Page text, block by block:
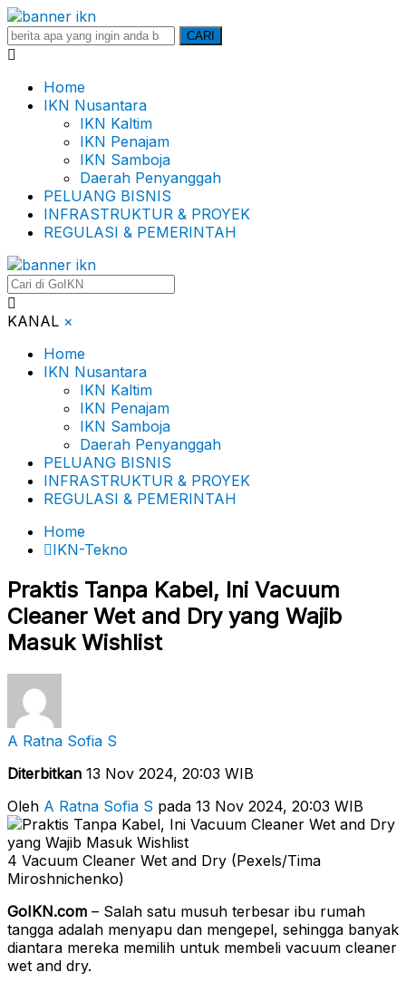
Search
for:
CARI
Home
IKN Nusantara
IKN Kaltim
IKN Penajam
IKN Samboja
Daerah Penyanggah
PELUANG BISNIS
INFRASTRUKTUR & PROYEK
REGULASI & PEMERINTAH
KANAL ×
Home
IKN Nusantara
IKN Kaltim
IKN Penajam
IKN Samboja
Daerah Penyanggah
PELUANG BISNIS
INFRASTRUKTUR & PROYEK
REGULASI & PEMERINTAH
Home
IKN-Tekno
Praktis Tanpa Kabel, Ini Vacuum
Cleaner Wet and Dry yang Wajib
Masuk Wishlist
A Ratna Sofia S
Diterbitkan 13 Nov 2024, 20:03 WIB
Oleh A Ratna Sofia S pada 13 Nov 2024, 20:03 WIB
4 Vacuum Cleaner Wet and Dry (Pexels/Tima
Miroshnichenko)
GoIKN.com – Salah satu musuh terbesar ibu rumah
tangga adalah menyapu dan mengepel, sehingga banyak
diantara mereka memilih untuk membeli vacuum cleaner
wet and dry.